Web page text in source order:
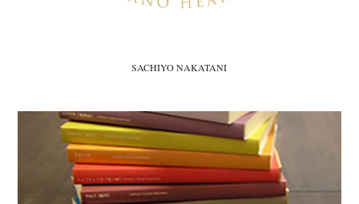
SACHIYO NAKATANI